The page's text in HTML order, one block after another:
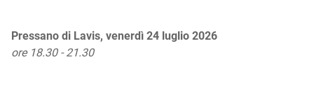
Pressano di Lavis, venerdì 24 luglio 2026
ore 18.30 - 21.30